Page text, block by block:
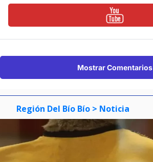
Mostrar Comentarios
Región Del Bío Bío > Noticia